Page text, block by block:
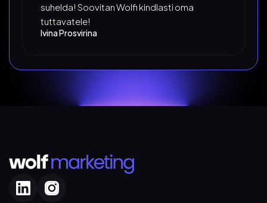
suhelda! Soovitan Wolfi kindlasti oma
tuttavatele!
Ivina Prosvirina